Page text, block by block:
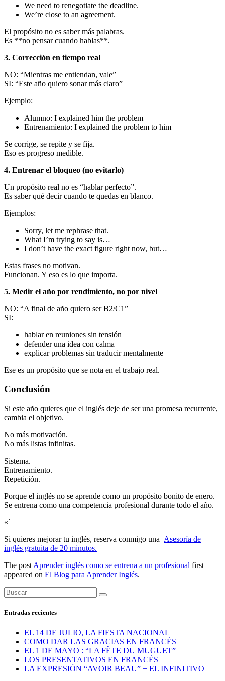
We need to renegotiate the deadline.
We’re close to an agreement.
El propósito no es saber más palabras.
Es **no pensar cuando hablas**.
3. Corrección en tiempo real
NO: “Mientras me entiendan, vale”
SI: “Este año quiero sonar más claro”
Ejemplo:
Alumno: I explained him the problem
Entrenamiento: I explained the problem to him
Se corrige, se repite y se fija.
Eso es progreso medible.
4. Entrenar el bloqueo (no evitarlo)
Un propósito real no es “hablar perfecto”.
Es saber qué decir cuando te quedas en blanco.
Ejemplos:
Sorry, let me rephrase that.
What I’m trying to say is…
I don’t have the exact figure right now, but…
Estas frases no motivan.
Funcionan. Y eso es lo que importa.
5. Medir el año por rendimiento, no por nivel
NO: “A final de año quiero ser B2/C1”
SI:
hablar en reuniones sin tensión
defender una idea con calma
explicar problemas sin traducir mentalmente
Ese es un propósito que se nota en el trabajo real.
Conclusión
Si este año quieres que el inglés deje de ser una promesa recurrente,
cambia el objetivo.
No más motivación.
No más listas infinitas.
Sistema.
Entrenamiento.
Repetición.
Porque el inglés no se aprende como un propósito bonito de enero.
Se entrena como una competencia profesional durante todo el año.
«`
Si quieres mejorar tu inglés, reserva conmigo una Asesoría de
inglés gratuita de 20 minutos.
The post Aprender inglés como se entrena a un profesional first
appeared on El Blog para Aprender Inglés.
Entradas recientes
EL 14 DE JULIO, LA FIESTA NACIONAL
COMO DAR LAS GRACIAS EN FRANCÉS
EL 1 DE MAYO : “LA FÊTE DU MUGUET”
LOS PRESENTATIVOS EN FRANCÉS
LA EXPRESIÓN “AVOIR BEAU” + EL INFINITIVO